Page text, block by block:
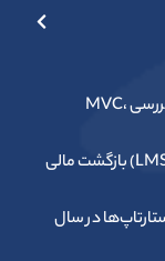
بهترین معماری طراحی اپلیکیشن در سال ۱۴۰۴: بررسی MVC،
چرا سرمایه‌گذاری روی سیستم مدیریت یادگیری (LMS) بازگشت مالی
در سال